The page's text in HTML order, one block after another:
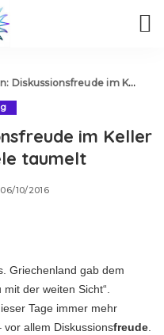
im Keller – Europas Seele taumelt
im Keller
taumelt
06/10/2016
Griechenland gab dem
der weiten Sicht“.
Tage immer mehr
vor allem Diskussionsfreude.